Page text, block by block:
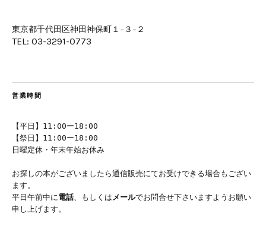
東京都千代田区神田神保町１−３−２
TEL: 03-3291-0773
営業時間
【平日】11:00ー18:00
【祭日】11:00ー18:00
日曜定休・年末年始お休み
お探しの本がございましたら通信販売にてお受けできる場合もござい
ます。
平日午前中に 電話 、もしくは メールでお問合せ下さいますようお願い
申し上げます。